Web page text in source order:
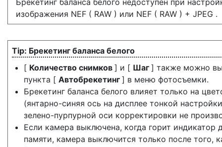
Брекетинг баланса белого недоступен при
изображения NEF ( RAW ) или NEF ( RAW ) + JPEG .
Брекетинг баланса белого
[ Количество снимков ] и [ Шаг ] также можно
пункта [ Автобрекетинг ] в меню фотосъемки.
Брекетинг баланса белого влияет только на
(янтарно-синяя ось на дисплее тонкой
зелено-пурпурной оси корректировки не
Если камера выключена, когда горит индикатор
памяти, камера выключится только после того,